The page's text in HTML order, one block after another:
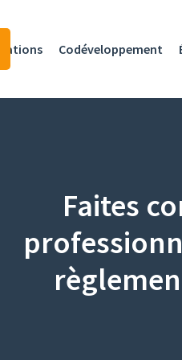
Codéveloppement
Faites